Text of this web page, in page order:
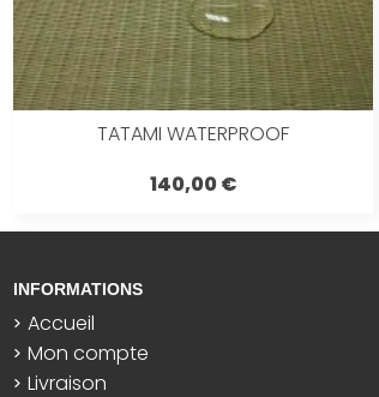
TATAMI WATERPROOF
140,00 €
INFORMATIONS
Accueil
Mon compte
Livraison